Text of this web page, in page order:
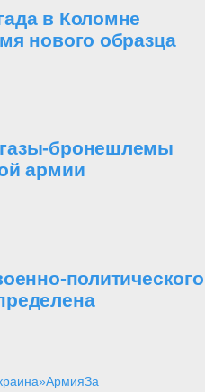
в Коломне
нового образца
бронешлемы
армии
политического
АрмияЗа